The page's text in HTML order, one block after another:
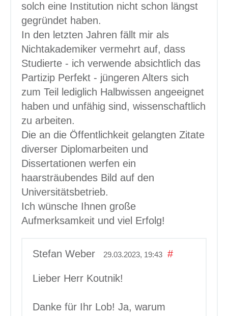
solch eine Institution nicht schon längst
gegründet haben.
In den letzten Jahren fällt mir als
Nichtakademiker vermehrt auf, dass
Studierte - ich verwende absichtlich das
Partizip Perfekt - jüngeren Alters sich
zum Teil lediglich Halbwissen angeeignet
haben und unfähig sind, wissenschaftlich
zu arbeiten.
Die an die Öffentlichkeit gelangten Zitate
diverser Diplomarbeiten und
Dissertationen werfen ein
haarsträubendes Bild auf den
Universitätsbetrieb.
Ich wünsche Ihnen große
Aufmerksamkeit und viel Erfolg!
Stefan Weber 29.03.2023, 19:43 #
Lieber Herr Koutnik!
Danke für Ihr Lob! Ja, warum